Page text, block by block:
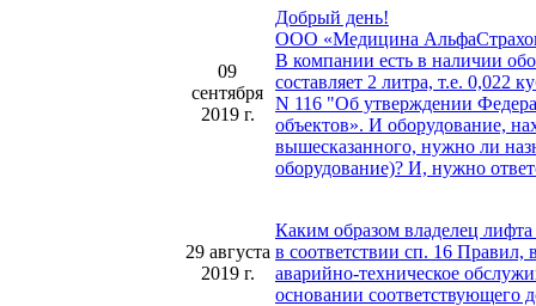
09
сентября
2019 г.
Добрый день!
ООО «Медицина
В компании есть в наличии
составляет 2 литра, т.е. 0,022
N 116 "Об утверждении
объектов». И оборудование,
вышесказанного, нужно ли
оборудование)? И, нужно
29 августа
2019 г.
Каким образом владелец
в соответствии сп. 16 Правил,
аварийно-техническое
основании соответствующего